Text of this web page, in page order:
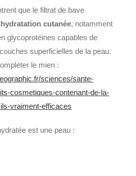
que le filtrat de bave
cutanée, notamment
glycoprotéines capables de
superficielles de la peau.
le mien :
sciences/sante-
cosmetiques-contenant-de-la-
vraiment-efficaces
est une peau :